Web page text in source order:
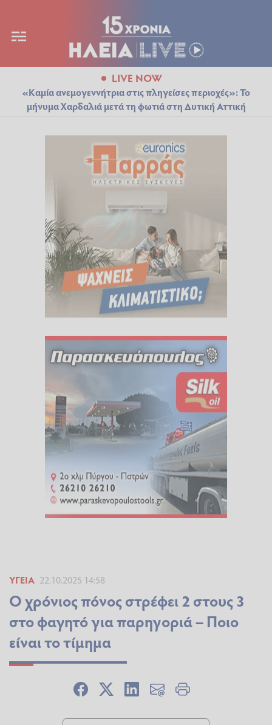
LIVE NOW
«Καμία ανεμογεννήτρια στις πληγείσες περιοχές»: Το
μήνυμα Χαρδαλιά μετά τη φωτιά στη Δυτική Αττική
ΥΓΕΊΑ 22.10.2025 14:58
Ο χρόνιος πόνος στρέφει 2 στους 3
στο φαγητό για παρηγοριά – Ποιο
είναι το τίμημα